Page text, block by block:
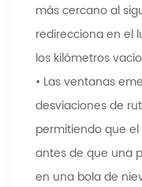
más cercano al
redirecciona en el
los kilómetros
• Las ventanas
desviaciones de
permitiendo que
antes de que una
en una bola de